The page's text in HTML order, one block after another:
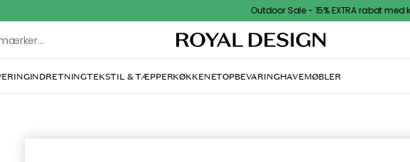
Outdoor Sale - 15% EXTRA rabat med kode
INDRETNINGTEKSTIL & TÆPPERKØKKENETOPBEVARINGHAVEMØBLER